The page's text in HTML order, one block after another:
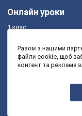
Онлайн уроки
1 клас
3 клас
Разом з нашими
файли cookie, щоб
контент та реклама